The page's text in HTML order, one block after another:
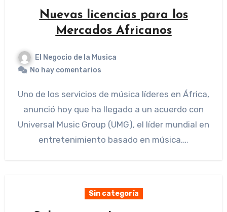
Nuevas licencias para los
Mercados Africanos
El Negocio de la Musica
No hay comentarios
Uno de los servicios de música líderes en África,
anunció hoy que ha llegado a un acuerdo con
Universal Music Group (UMG), el líder mundial en
entretenimiento basado en música,…
Sin categoría